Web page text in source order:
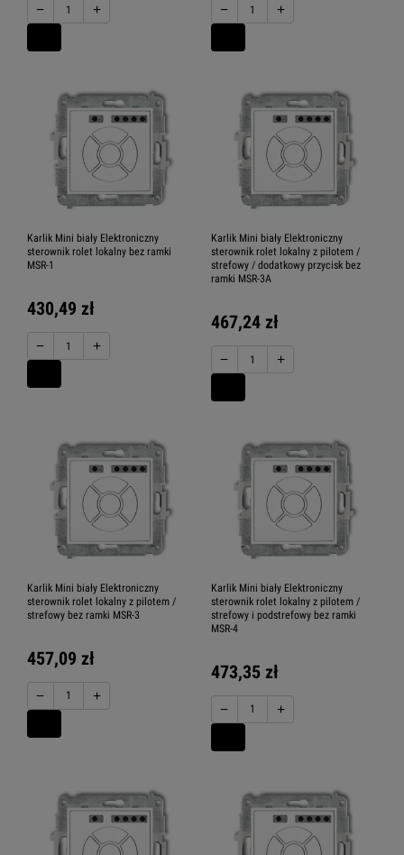
− + − +
Karlik Mini biały Elektroniczny
sterownik rolet lokalny bez ramki
MSR-1
430,49 zł
− +
Karlik Mini biały Elektroniczny
sterownik rolet lokalny z pilotem /
strefowy / dodatkowy przycisk bez
ramki MSR-3A
467,24 zł
− +
Karlik Mini biały Elektroniczny
sterownik rolet lokalny z pilotem /
strefowy bez ramki MSR-3
457,09 zł
− +
Karlik Mini biały Elektroniczny
sterownik rolet lokalny z pilotem /
strefowy i podstrefowy bez ramki
MSR-4
473,35 zł
− +